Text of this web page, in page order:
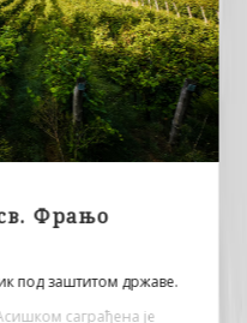
„Зидине“,
од I до IV вијека.
археолошком локалитету
купатила...